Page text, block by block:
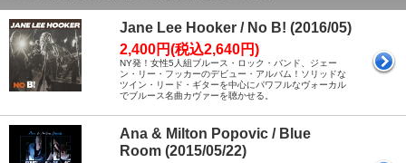
Jane Lee Hooker / No B! (2016/05)
2,400円(税込2,640円)
NY発！女性5人組ブルース・ロック・バンド、ジェー
ン・リー・フッカーのデビュー・アルバム！ソリッドな
ツイン・リード・ギターを中心にパワフルなヴォーカル
でブルース名曲カヴァーを聴かせる。
Ana & Milton Popovic / Blue
Room (2015/05/22)